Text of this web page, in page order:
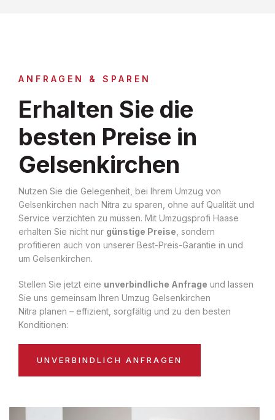
ANFRAGEN & SPAREN
Erhalten Sie die
besten Preise in
Gelsenkirchen
Nutzen Sie die Gelegenheit, bei Ihrem Umzug von
Gelsenkirchen nach Nitra zu sparen, ohne auf Qualität und
Service verzichten zu müssen. Mit Umzugsprofi Haase
erhalten Sie nicht nur günstige Preise , sondern
profitieren auch von unserer Best-Preis-Garantie in und
um Gelsenkirchen.
Stellen Sie jetzt eine unverbindliche Anfrage und lassen
Sie uns gemeinsam Ihren Umzug Gelsenkirchen
Nitra planen – effizient, sorgfältig und zu den besten
Konditionen:
UNVERBINDLICH ANFRAGEN